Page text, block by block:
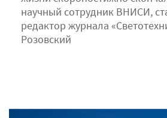
научный сотрудник ВНИСИ,
редактор журнала
Розовский